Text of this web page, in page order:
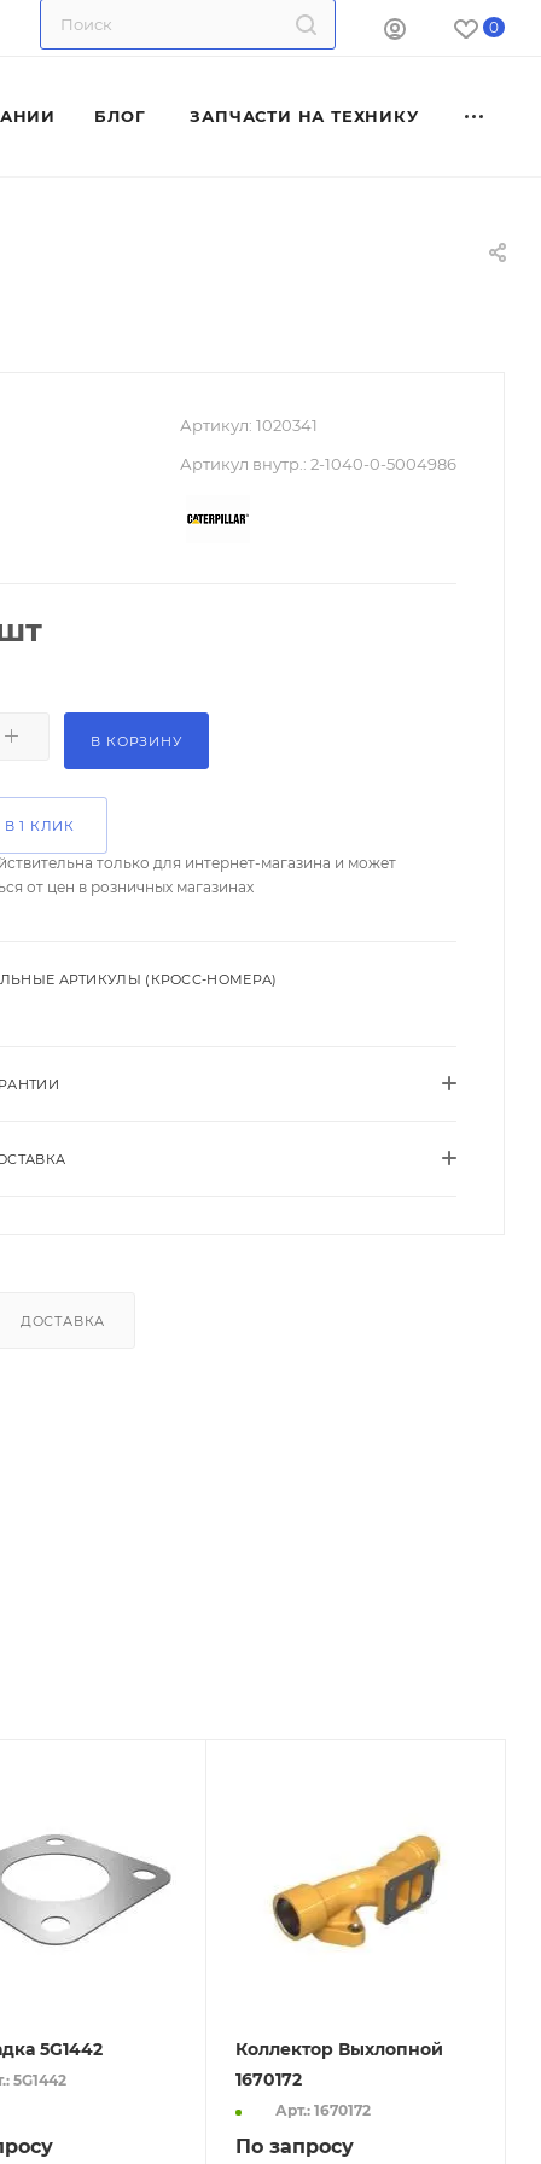
0
БЛОГ ЗАПЧАСТИ НА ТЕХНИКУ
Артикул: 1020341
Артикул внутр.: 2-1040-0-5004986
В КОРЗИНУ
1 КЛИК
только для интернет-магазина и может
от цен в розничных магазинах
АРТИКУЛЫ (КРОСС-НОМЕРА)
ДОСТАВКА
5G1442
5G1442
Коллектор Выхлопной
1670172
Арт.: 1670172
По запросу